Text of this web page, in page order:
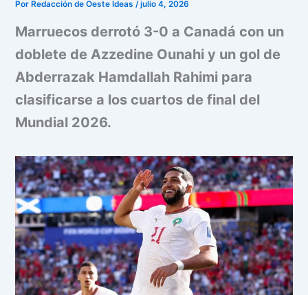
Por Redacción de Oeste Ideas/julio 4, 2026
Marruecos derrotó 3-0 a Canadá con un
doblete de Azzedine Ounahi y un gol de
Abderrazak Hamdallah Rahimi para
clasificarse a los cuartos de final del
Mundial 2026.